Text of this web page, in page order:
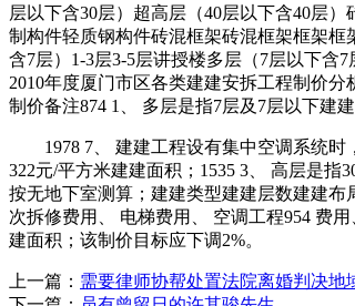
层以下含30层）超高层（40层以下含40层
制构件轻质钢构件砖混框架砖混框架框架
含7层）1-3层3-5层讲授楼多层（7层以下含
2010年度厦门市区各类建建安拆工程制价
制价备注874 1、 多层是指7层及7层以下建
1978 7、 建建工程设有集中空调系统时，
322元/平方米建建面积；1535 3、 高层是指
按无地下室测算；建建类型建建层数建建布
次拆修费用、 电梯费用、 空调工程954 费
建面积；该制价目标应下调2%。
上一篇： 需要律师协帮处置法院离婚判决地